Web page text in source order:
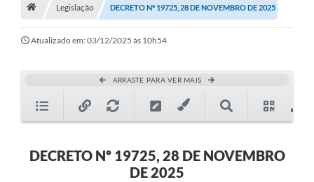
A História
Galeria de Fotos
Legislação DECRETO Nº 19725, 28 DE NOVEMBRO DE 2025
Atualizado em: 03/12/2025 às 10h54
ARRASTE PARA VER MAIS
DECRETO Nº 19725, 28 DE NOVEMBRO
DE 2025